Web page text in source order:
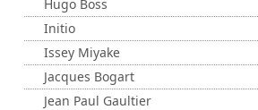
Hugo Boss
Initio
Issey Miyake
Jacques Bogart
Jean Paul Gaultier